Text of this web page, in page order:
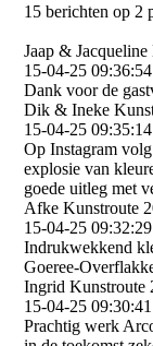
15 berichten op 2
Jaap &
15-04-25 09:36:54
Dank voor de
Dik & Ineke
15-04-25 09:35:14
Op Instagram
explosie van
goede uitleg met
Afke Kunstroute
15-04-25 09:32:29
Indrukwekkend
Goeree-
Ingrid Kunstroute
15-04-25 09:30:41
Prachtig werk